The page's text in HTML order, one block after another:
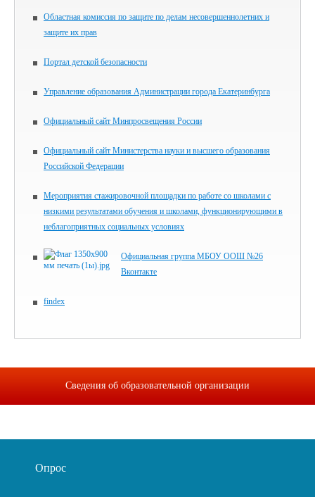
Областная комиссия по защите по делам несовершеннолетних и
защите их прав
Портал детской безопасности
Управление образования Администрации города Екатеринбурга
Официальный сайт Минпросвещения России
Официальный сайт Министерства науки и высшего образования
Российской Федерации
Мероприятия стажировочной площадки по работе со школами с
низкими результатами обучения и школами, функционирующими в
неблагоприятных социальных условиях
Официальная группа МБОУ ООШ №26
Вконтакте
findex
Сведения об образовательной организации
Опрос